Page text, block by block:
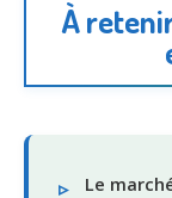
À
Le